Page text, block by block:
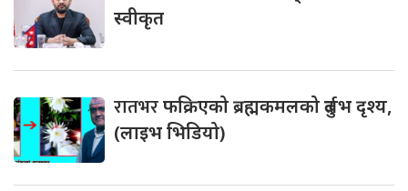
स्वीकृत
रातभरफक्रिएको ब्रह्मकमलको दुर्लभ दृश्य,
(लाइभ भिडियो)